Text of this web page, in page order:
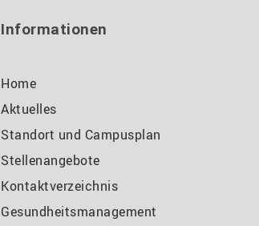
Informationen
Home
Aktuelles
Standort und Campusplan
Stellenangebote
Kontaktverzeichnis
Gesundheitsmanagement